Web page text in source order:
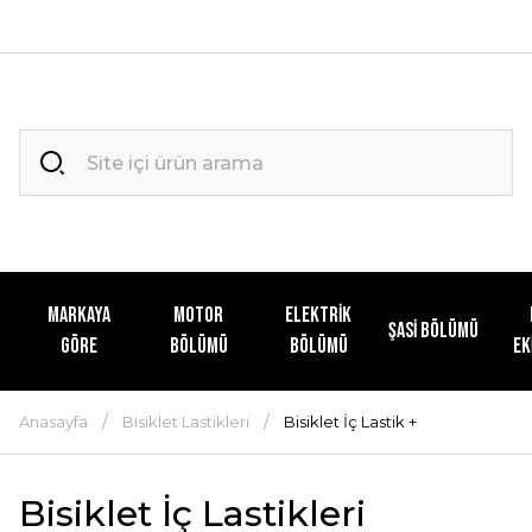
MARKAYA
GÖRE
MOTOR
BÖLÜMÜ
ELEKTRİK
BÖLÜMÜ
ŞASİ BÖLÜMÜ
Anasayfa Bisiklet Lastikleri Bisiklet İç Lastik +
Bisiklet İç Lastikleri